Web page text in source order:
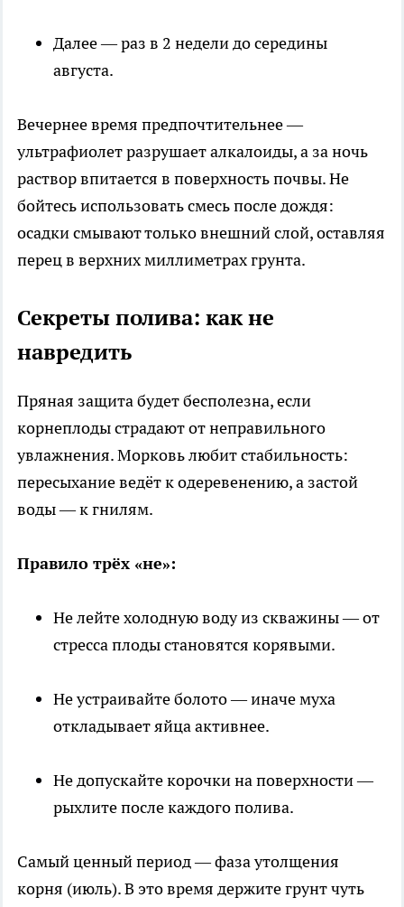
Далее — раз в 2 недели до середины
августа.
Вечернее время предпочтительнее —
ультрафиолет разрушает алкалоиды, а за ночь
раствор впитается в поверхность почвы. Не
бойтесь использовать смесь после дождя:
осадки смывают только внешний слой, оставляя
перец в верхних миллиметрах грунта.
Секреты полива: как не
навредить
Пряная защита будет бесполезна, если
корнеплоды страдают от неправильного
увлажнения. Морковь любит стабильность:
пересыхание ведёт к одеревенению, а застой
воды — к гнилям.
Правило трёх «не»:
Не лейте холодную воду из скважины — от
стресса плоды становятся корявыми.
Не устраивайте болото — иначе муха
откладывает яйца активнее.
Не допускайте корочки на поверхности —
рыхлите после каждого полива.
Самый ценный период — фаза утолщения
корня (июль). В это время держите грунт чуть